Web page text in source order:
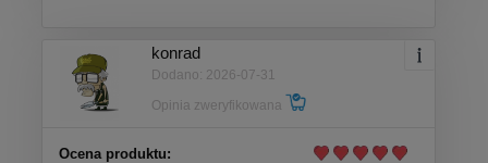
konrad
Dodano: 2026-07-31
Opinia zweryfikowana
Ocena produktu: